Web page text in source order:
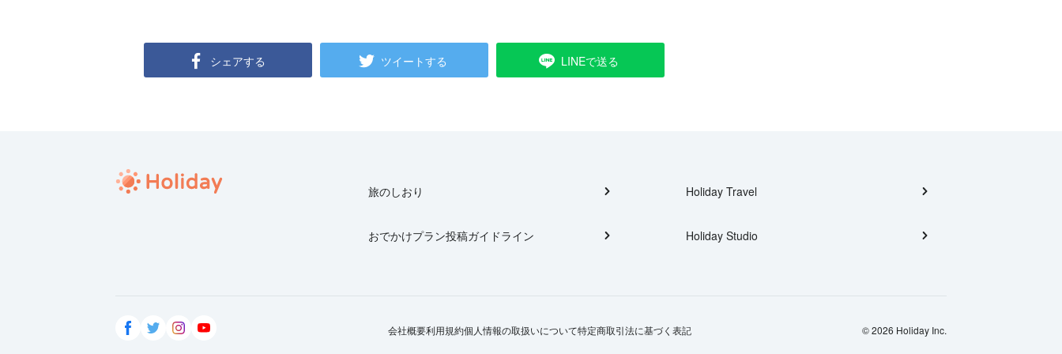
シェアする ツイートする LINEで送る
旅のしおり
おでかけプラン投稿ガイドライン
Holiday Travel
Holiday Studio
会社概要利用規約個人情報の取扱いについて特定商取引法に基づく表記 © 2026 Holiday Inc.